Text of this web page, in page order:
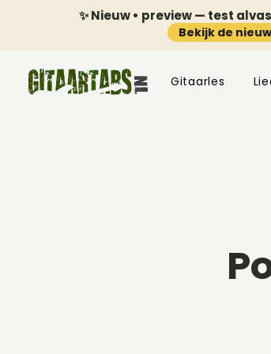
✨ Nieuw • preview — test
Bekijk de
Gitaarles